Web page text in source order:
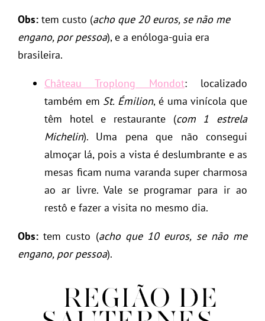
Obs: tem custo (acho que 20 euros, se não me
engano, por pessoa), e a enóloga-guia era
brasileira.
Château Troplong Mondot: localizado
também em St. Émilion, é uma vinícola que
têm hotel e restaurante (com 1 estrela
Michelin). Uma pena que não consegui
almoçar lá, pois a vista é deslumbrante e as
mesas ficam numa varanda super charmosa
ao ar livre. Vale se programar para ir ao
restô e fazer a visita no mesmo dia.
Obs: tem custo (acho que 10 euros, se não me
engano, por pessoa).